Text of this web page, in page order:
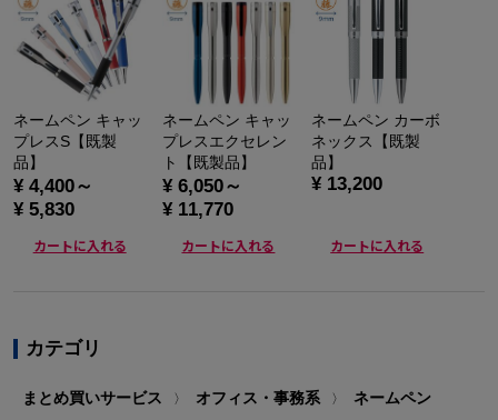
ネームペン キャッ
プレスS【既製
品】
¥ 4,400～
¥ 5,830
カートに入れる
ネームペン キャッ
プレスエクセレン
ト【既製品】
¥ 6,050～
¥ 11,770
カートに入れる
ネームペン カーボ
ネックス【既製
品】
¥ 13,200
カートに入れる
カテゴリ
まとめ買いサービス 〉 オフィス・事務系 〉
ネームペン